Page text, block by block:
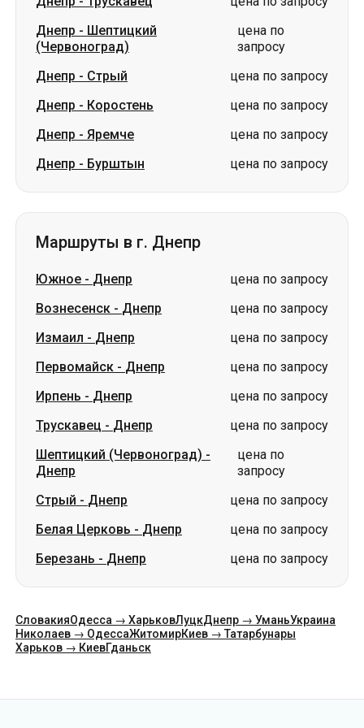
Днепр - Шептицкий
(Червоноград)
цена по
запросу
Днепр - Стрый
цена по запросу
Днепр - Коростень
цена по запросу
Днепр - Яремче
цена по запросу
Днепр - Бурштын цена по запросу
Маршруты в г. Днепр
Южное - Днепр
цена по запросу
Вознесенск - Днепр
цена по запросу
Измаил - Днепр
цена по запросу
Первомайск - Днепр
цена по запросу
Ирпень - Днепр
цена по запросу
Трускавец - Днепр
цена по запросу
Шептицкий (Червоноград) -
Днепр
цена по
запросу
Стрый - Днепр
цена по запросу
Белая Церковь - Днепр
цена по запросу
Березань - Днепр цена по запросу
СловакияОдесса → ХарьковЛуцкДнепр → УманьУкраина
Николаев → ОдессаЖитомирКиев → Татарбунары
Харьков → КиевГданьск